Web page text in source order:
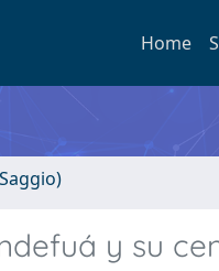
Home
y su